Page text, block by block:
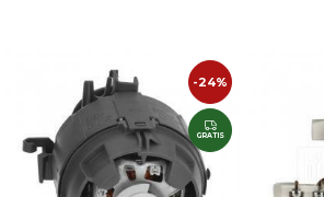
-24%
GRATIS